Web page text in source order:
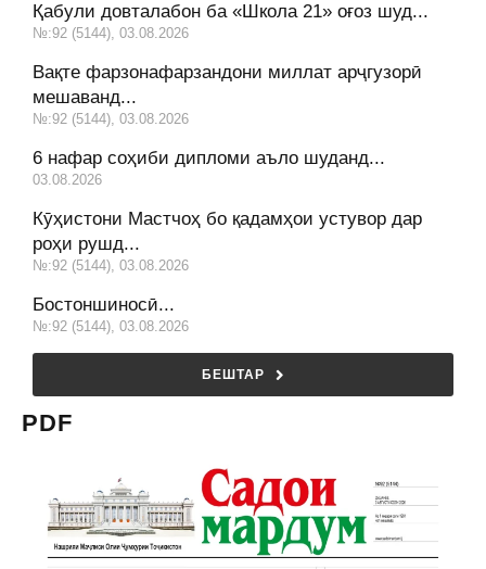
Қабули довталабон ба «Школа 21» оғоз шуд...
№:92 (5144), 03.08.2026
Вақте фарзонафарзандони миллат арҷгузорӣ
мешаванд...
№:92 (5144), 03.08.2026
6 нафар соҳиби дипломи аъло шуданд...
03.08.2026
Кӯҳистони Мастчоҳ бо қадамҳои устувор дар
роҳи рушд...
№:92 (5144), 03.08.2026
Бостоншиносӣ...
№:92 (5144), 03.08.2026
БЕШТАР
PDF